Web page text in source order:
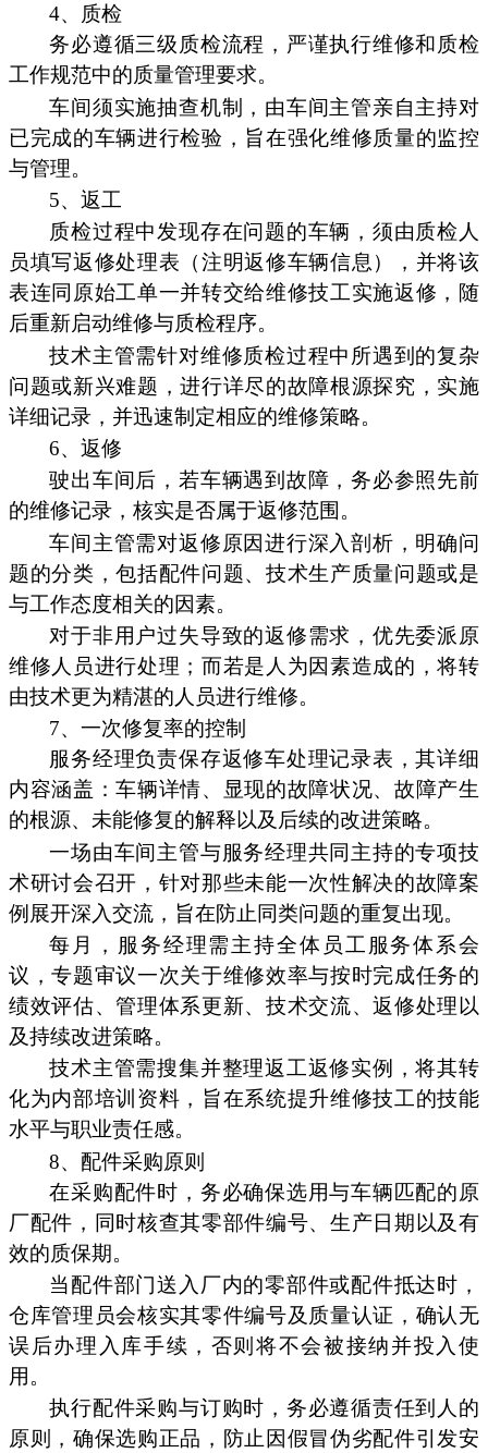
4、质检
务必遵循三级质检流程，严谨执行维修和质检
工作规范中的质量管理要求。
车间须实施抽查机制，由车间主管亲自主持对
已完成的车辆进行检验，旨在强化维修质量的监控
与管理。
5、返工
质检过程中发现存在问题的车辆，须由质检人
员填写返修处理表（注明返修车辆信息），并将该
表连同原始工单一并转交给维修技工实施返修，随
后重新启动维修与质检程序。
技术主管需针对维修质检过程中所遇到的复杂
问题或新兴难题，进行详尽的故障根源探究，实施
详细记录，并迅速制定相应的维修策略。
6、返修
驶出车间后，若车辆遇到故障，务必参照先前
的维修记录，核实是否属于返修范围。
车间主管需对返修原因进行深入剖析，明确问
题的分类，包括配件问题、技术生产质量问题或是
与工作态度相关的因素。
对于非用户过失导致的返修需求，优先委派原
维修人员进行处理；而若是人为因素造成的，将转
由技术更为精湛的人员进行维修。
7、一次修复率的控制
服务经理负责保存返修车处理记录表，其详细
内容涵盖：车辆详情、显现的故障状况、故障产生
的根源、未能修复的解释以及后续的改进策略。
一场由车间主管与服务经理共同主持的专项技
术研讨会召开，针对那些未能一次性解决的故障案
例展开深入交流，旨在防止同类问题的重复出现。
每月，服务经理需主持全体员工服务体系会
议，专题审议一次关于维修效率与按时完成任务的
绩效评估、管理体系更新、技术交流、返修处理以
及持续改进策略。
技术主管需搜集并整理返工返修实例，将其转
化为内部培训资料，旨在系统提升维修技工的技能
水平与职业责任感。
8、配件采购原则
在采购配件时，务必确保选用与车辆匹配的原
厂配件，同时核查其零部件编号、生产日期以及有
效的质保期。
当配件部门送入厂内的零部件或配件抵达时，
仓库管理员会核实其零件编号及质量认证，确认无
误后办理入库手续，否则将不会被接纳并投入使
用。
执行配件采购与订购时，务必遵循责任到人的
原则，确保选购正品，防止因假冒伪劣配件引发安